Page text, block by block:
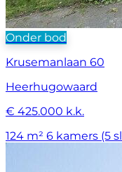
Onder bod
Krusemanlaan 60
Heerhugowaard
€ 425.000 k.k.
124 m² 6 kamers (5